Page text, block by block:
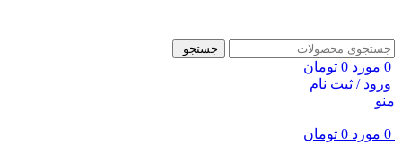
جستجو
0 مورد 0 تومان
ورود / ثبت نام
منو
0 مورد 0 تومان